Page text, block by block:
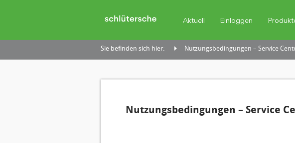
Aktuell Einloggen
Sie befinden sich hier: Nutzungsbedingungen – Service
Nutzungsbedingungen – Service